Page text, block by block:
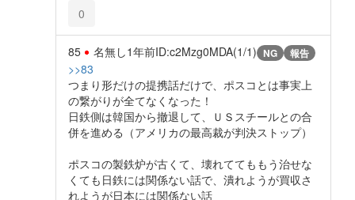
0
85 名無し1年前ID:c2Mzg0MDA(1/1) NG 報告
>>83
つまり形だけの提携話だけで、ポスコとは事実上
の繋がりが全てなくなった！
日鉄側は韓国から撤退して、ＵＳスチールとの合
併を進める（アメリカの最高裁が判決ストップ）
ポスコの製鉄炉が古くて、壊れててももう治せな
くても日鉄には関係ない話で、潰れようが買収さ
れようが日本には関係ない話